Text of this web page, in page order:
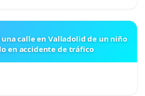
calle en Valladolid de un niño
en accidente de tráfico